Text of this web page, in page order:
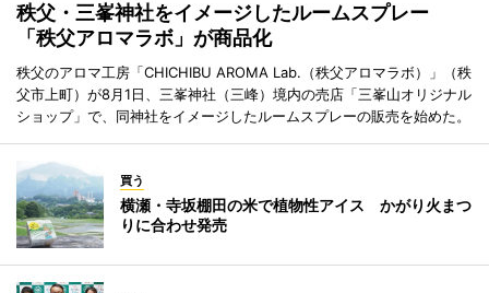
秩父・三峯神社をイメージしたルームスプレー
「秩父アロマラボ」が商品化
秩父のアロマ工房「CHICHIBU AROMA Lab.（秩父アロマラボ）」（秩
父市上町）が8月1日、三峯神社（三峰）境内の売店「三峯山オリジナル
ショップ」で、同神社をイメージしたルームスプレーの販売を始めた。
買う
横瀬・寺坂棚田の米で植物性アイス かがり火まつ
りに合わせ発売